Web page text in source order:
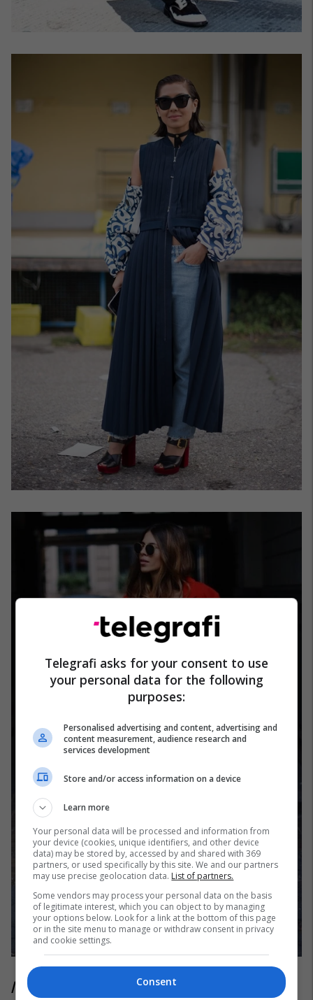
/Telegrafi/
Telegrafi asks for your consent to use
your personal data for the following
purposes:
Personalised advertising and content, advertising and
content measurement, audience research and
services development
Store and/or access information on a device
Learn more
Your personal data will be processed and information from
your device (cookies, unique identifiers, and other device
data) may be stored by, accessed by and shared with 369
partners, or used specifically by this site. We and our partners
may use precise geolocation data. List of partners.
Some vendors may process your personal data on the basis
of legitimate interest, which you can object to by managing
your options below. Look for a link at the bottom of this page
or in the site menu to manage or withdraw consent in privacy
and cookie settings.
Consent